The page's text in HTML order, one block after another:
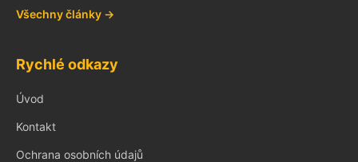
Všechny články →
Rychlé odkazy
Úvod
Kontakt
Ochrana osobních údajů